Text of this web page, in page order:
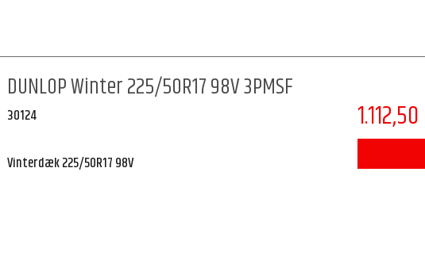
DUNLOP Winter 225/50R17 98V 3PMSF
30124
Vinterdæk 225/50R17 98V